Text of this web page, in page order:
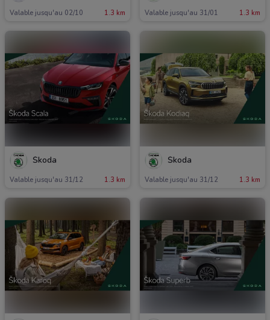
Valable jusqu'au 02/10 1.3 km Valable jusqu'au 31/01 1.3 km
koda
Valable jusqu'au 31/12 1.3 km
koda
Valable jusqu'au 31/12 1.3 km